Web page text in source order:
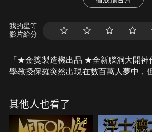
我的星等
影片給分
『★金獎製造機出品 ★全新腦洞大開神
學教授保羅突然出現在數百萬人夢中，
天翻地覆的變化……。
其他人也看了
8.3